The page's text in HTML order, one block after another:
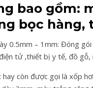
bao gồm:
bọc hàng,
0.5mm – 1mm: Đóng
tử ,thiết bị y tế, đồ
còn được gọi là xốp